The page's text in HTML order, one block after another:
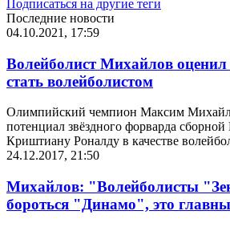
Подписаться на другие теги
Последние новости
04.10.2021, 17:59
Волейболист Михайлов
стать волейболистом
Олимпийский чемпион Максим
потенциал звёздного форварда
Криштиану Роналду в качестве
24.12.2017, 21:50
Михайлов: "Волейболисты
бороться "Динамо", это